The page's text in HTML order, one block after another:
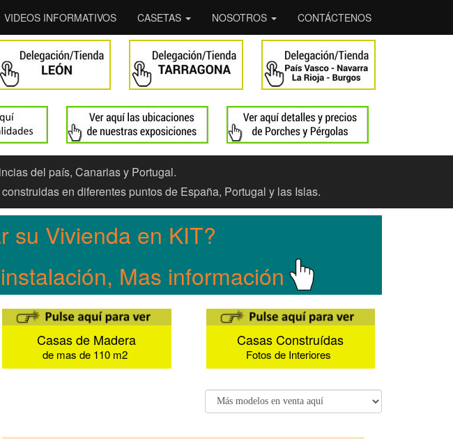
VIDEOS INFORMATIVOS CASETAS NOSOTROS CONTÁCTENOS
del país, Canarias y Portugal.
en diferentes puntos de España, Portugal y las Islas.
su Vivienda en KIT?
Mas información
Casas de Madera
de mas de 110 m2
Casas Construídas
Fotos de Interiores